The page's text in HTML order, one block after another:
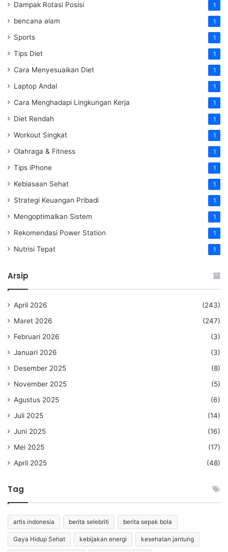
Dampak Rotasi Posisi 1
bencana alam 1
Sports 1
Tips Diet 1
Cara Menyesuaikan Diet 1
Laptop Andal 1
Cara Menghadapi Lingkungan Kerja 1
Diet Rendah 1
Workout Singkat 1
Olahraga & Fitness 1
Tips iPhone 1
Kebiasaan Sehat 1
Strategi Keuangan Pribadi 1
Mengoptimalkan Sistem 1
Rekomendasi Power Station 1
Nutrisi Tepat 1
Arsip
April 2026
(243)
Maret 2026
(247)
Februari 2026
(3)
Januari 2026
(3)
Desember 2025
(8)
November 2025
(5)
Agustus 2025
(6)
Juli 2025
(14)
Juni 2025
(16)
Mei 2025
(17)
April 2025
(48)
Tag
artis indonesia berita selebriti berita sepak bola
Gaya Hidup Sehat kebijakan energi kesehatan jantung